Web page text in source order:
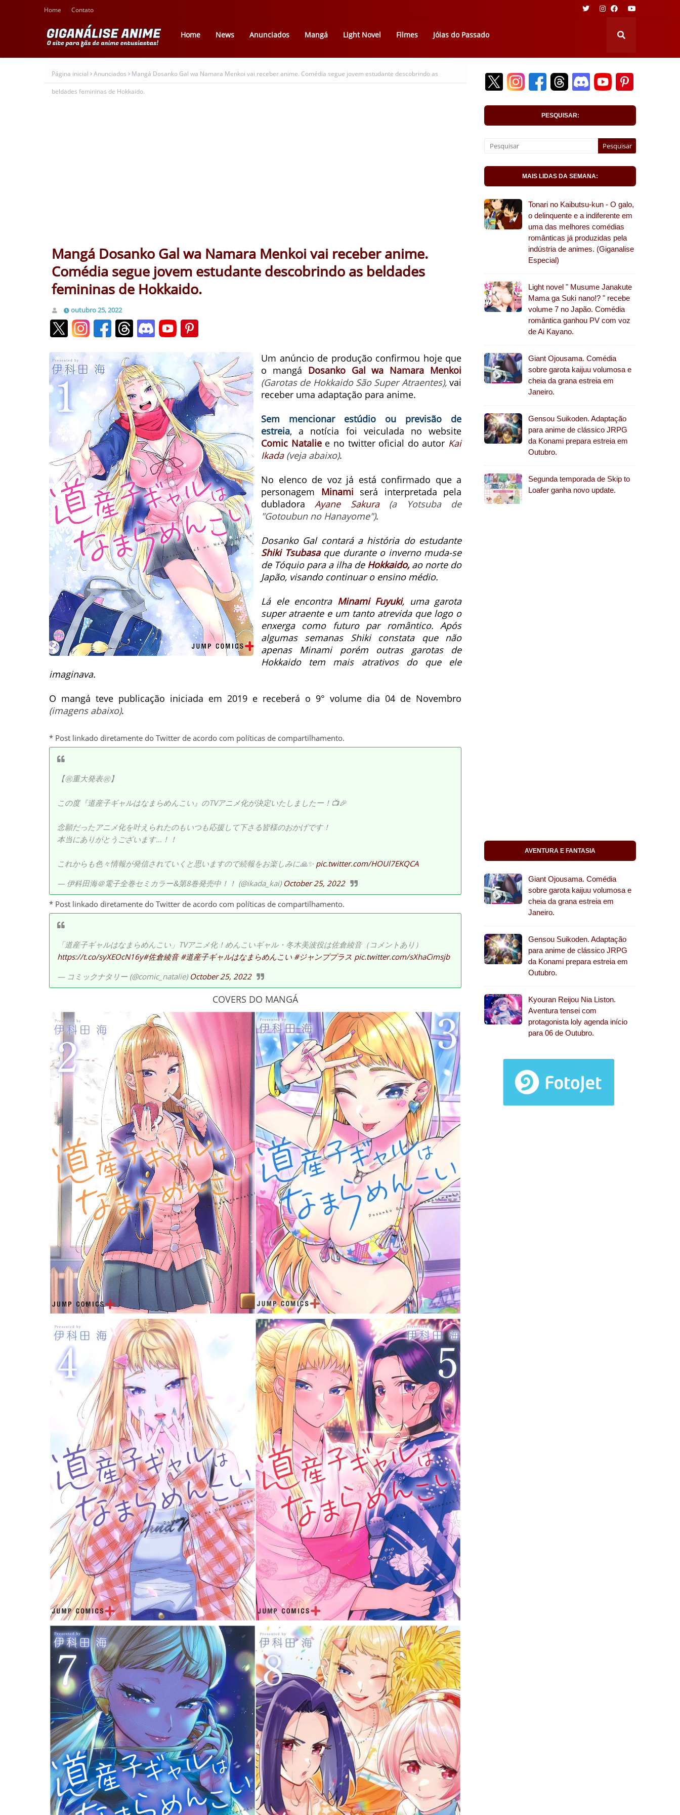
Home Contato
Home News Anunciados Mangá Light Novel Filmes Jóias do Passado
Página inicial Anunciados Mangá Dosanko Gal wa Namara Menkoi vai receber anime. Comédia segue jovem estudante descobrindo as
beldades femininas de Hokkaido.
Mangá Dosanko Gal wa Namara Menkoi vai receber anime.
Comédia segue jovem estudante descobrindo as beldades
femininas de Hokkaido.
outubro 25, 2022
Um anúncio de produção confirmou hoje que
o mangá Dosanko Gal wa Namara Menkoi
(Garotas de Hokkaido São Super Atraentes), vai
receber uma adaptação para anime.
Sem mencionar estúdio ou previsão de
estreia, a notícia foi veiculada no website
Comic Nataliee no twitter oficial do autor Kai
Ikada (veja abaixo).
No elenco de voz já está confirmado que a
personagem Minami será interpretada pela
dubladoraAyane Sakura
(a Yotsuba de
"Gotoubun no Hanayome").
Dosanko Gal contará a história do estudante
Shiki Tsubasaque durante o inverno muda-se
de Tóquio para a ilha de Hokkaido,ao norte do
Japão, visando continuar o ensino médio.
Lá ele encontra Minami Fuyuki, uma garota
super atraente e um tanto atrevida que logo o
enxerga como futuro par romântico. Após
algumas semanas Shiki constata que não
apenas Minami porém outras garotas de
Hokkaido tem mais atrativos do que ele
imaginava.
O mangá teve publicação iniciada em 2019 e receberá o 9° volume dia 04 de Novembro
(imagens abaixo).
* Post linkado diretamente do Twitter de acordo com políticas de compartilhamento.
【㊗️重大発表㊗️】
この度『道産子ギャルはなまらめんこい』のTVアニメ化が決定いたしましたー！📺🎉
念願だったアニメ化を叶えられたのもいつも応援して下さる皆様のおかげです！
本当にありがとうございます…！！
これからも色々情報が発信されていくと思いますので続報をお楽しみに🙏✨ pic.twitter.com/HOUl7EKQCA
— 伊科田海＠電子全巻セミカラー&第8巻発売中！！ (@ikada_kai) October 25, 2022
* Post linkado diretamente do Twitter de acordo com políticas de compartilhamento.
「道産子ギャルはなまらめんこい」TVアニメ化！めんこいギャル・冬木美波役は佐倉綾音（コメントあり）
https://t.co/syXEOcN16y#佐倉綾音 #道産子ギャルはなまらめんこい #ジャンププラス pic.twitter.com/sXhaCimsjb
— コミックナタリー (@comic_natalie) October 25, 2022
COVERS DO MANGÁ
PESQUISAR:
MAIS LIDAS DA SEMANA:
Tonari no Kaibutsu-kun - O galo,
o delinquente e a indiferente em
uma das melhores comédias
românticas já produzidas pela
indústria de animes. (Giganalise
Especial)
Light novel " Musume Janakute
Mama ga Suki nano!? " recebe
volume 7 no Japão. Comédia
romântica ganhou PV com voz
de Ai Kayano.
Giant Ojousama. Comédia
sobre garota kaijuu volumosa e
cheia da grana estreia em
Janeiro.
Gensou Suikoden. Adaptação
para anime de clássico JRPG
da Konami prepara estreia em
Outubro.
Segunda temporada de Skip to
Loafer ganha novo update.
AVENTURA E FANTASIA
Giant Ojousama. Comédia
sobre garota kaijuu volumosa e
cheia da grana estreia em
Janeiro.
Gensou Suikoden. Adaptação
para anime de clássico JRPG
da Konami prepara estreia em
Outubro.
Kyouran Reijou Nia Liston.
Aventura tensei com
protagonista loly agenda início
para 06 de Outubro.